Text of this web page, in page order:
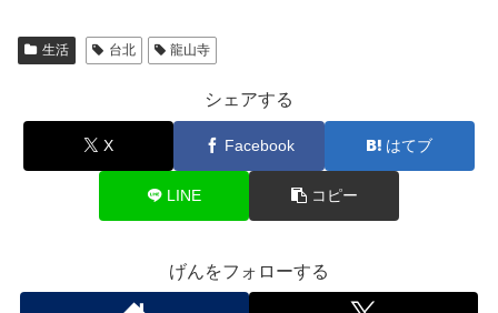
生活 台北 龍山寺
シェアする
X Facebook はてブ
LINE コピー
げんをフォローする